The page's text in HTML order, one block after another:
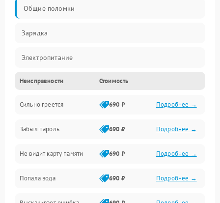
Общие поломки
Зарядка
Электропитание
Экран и изображение
Дисплей
Экран (дисплей)
Связь
Разговор (микрофон, динамик)
Неисправности Стоимость
Сильно греется 690 ₽ Подробнее →
Забыл пароль 690 ₽ Подробнее →
Не видит карту памяти 690 ₽ Подробнее →
Попала вода 690 ₽ Подробнее →